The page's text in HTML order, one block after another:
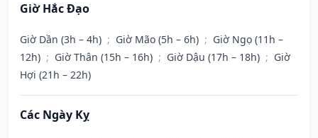
Giờ Hắc Đạo
Giờ Dần (3h – 4h) ; Giờ Mão (5h – 6h) ; Giờ Ngọ (11h –
12h) ; Giờ Thân (15h – 16h) ; Giờ Dậu (17h – 18h) ; Giờ
Hợi (21h – 22h)
Các Ngày Kỵ